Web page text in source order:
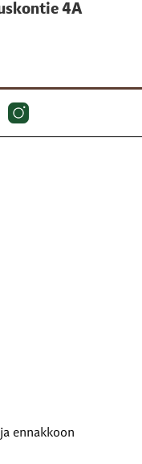
4A
ennakkoon